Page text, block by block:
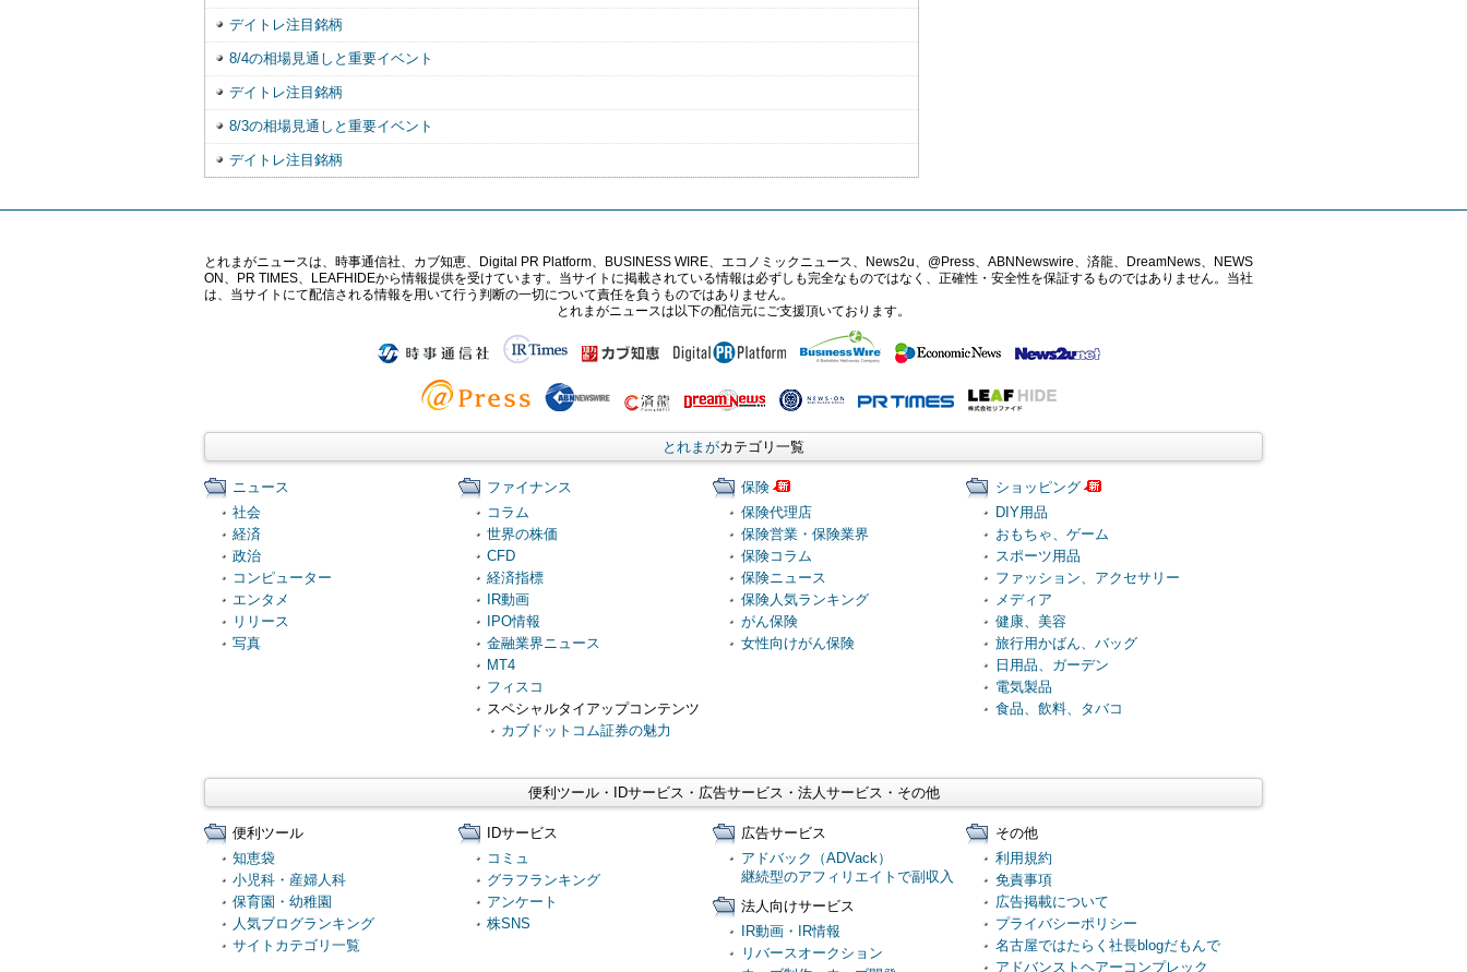
デイトレ注目銘柄
8/4の相場見通しと重要イベント
デイトレ注目銘柄
8/3の相場見通しと重要イベント
デイトレ注目銘柄
とれまがニュースは、時事通信社、カブ知恵、Digital PR Platform、BUSINESS WIRE、エコノミックニュース、News2u、@Press、ABNNewswire、済龍、DreamNews、NEWS
ON、PR TIMES、LEAFHIDEから情報提供を受けています。当サイトに掲載されている情報は必ずしも完全なものではなく、正確性・安全性を保証するものではありません。当社
は、当サイトにて配信される情報を用いて行う判断の一切について責任を負うものではありません。
とれまがニュースは以下の配信元にご支援頂いております。
とれまがカテゴリ一覧
ニュース
社会
経済
政治
コンピューター
エンタメ
リリース
写真
ファイナンス
コラム
世界の株価
CFD
経済指標
IR動画
IPO情報
金融業界ニュース
MT4
フィスコ
スペシャルタイアップコンテンツ
カブドットコム証券の魅力
保険
保険代理店
保険営業・保険業界
保険コラム
保険ニュース
保険人気ランキング
がん保険
女性向けがん保険
ショッピング
DIY用品
おもちゃ、ゲーム
スポーツ用品
ファッション、アクセサリー
メディア
健康、美容
旅行用かばん、バッグ
日用品、ガーデン
電気製品
食品、飲料、タバコ
便利ツール・IDサービス・広告サービス・法人サービス・その他
便利ツール
知恵袋
小児科・産婦人科
保育園・幼稚園
人気ブログランキング
サイトカテゴリ一覧
IDサービス
コミュ
グラフランキング
アンケート
株SNS
広告サービス
アドバック（ADVack）
継続型のアフィリエイトで副収入
法人向けサービス
IR動画・IR情報
リバースオークション
その他
利用規約
免責事項
広告掲載について
プライバシーポリシー
名古屋ではたらく社長blogだもんで
アドバンストヘアーコンプレック